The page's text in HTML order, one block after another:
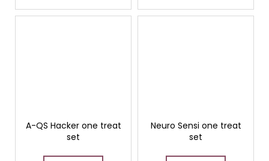
A-QS Hacker one treat
set
Neuro Sensi one treat
set